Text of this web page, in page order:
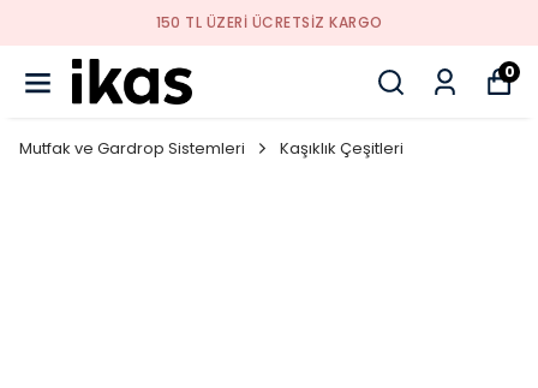
150 TL ÜZERI ÜCRETSIZ KARGO
0
Mutfak ve Gardrop Sistemleri Kaşıklık Çeşitleri